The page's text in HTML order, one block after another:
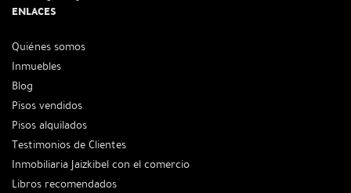
ENLACES
Quiénes somos
Inmuebles
Blog
Pisos vendidos
Pisos alquilados
Testimonios de Clientes
Inmobiliaria Jaizkibel con el comercio
Libros recomendados